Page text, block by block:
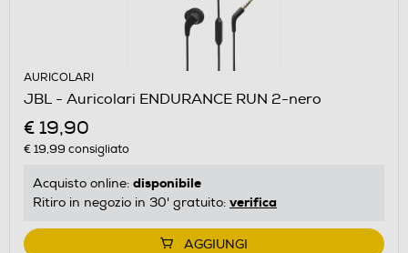
AURICOLARI
JBL - Auricolari ENDURANCE RUN 2-nero
€ 19,90
€ 19,99 consigliato
Acquisto online: disponibile
Ritiro in negozio in 30' gratuito: verifica
AGGIUNGI